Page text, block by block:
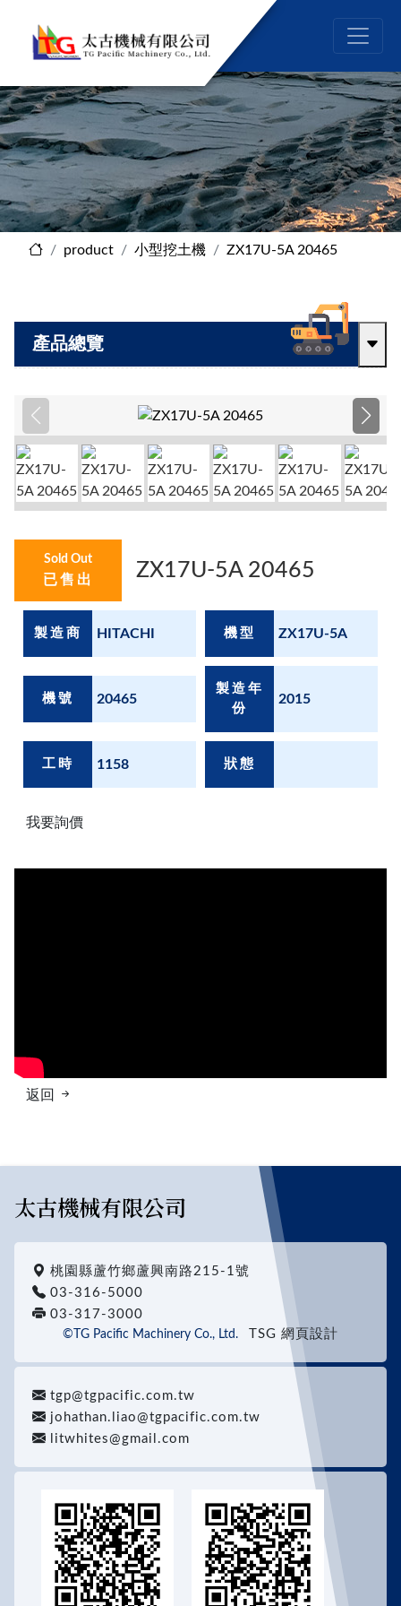
product 小型挖土機 ZX17U-5A 20465
產品總覽
Sold Out
已售出 ZX17U-5A 20465
製造商 HITACHI 機型 ZX17U-5A
機號 20465
製造年
份
2015
工時 1158 狀態
我要詢價
返回
太古機械有限公司
桃園縣蘆竹鄉蘆興南路215-1號
03-316-5000
03-317-3000
©TG Pacific Machinery Co., Ltd. TSG 網頁設計
tgp@tgpacific.com.tw
johathan.liao@tgpacific.com.tw
litwhites@gmail.com